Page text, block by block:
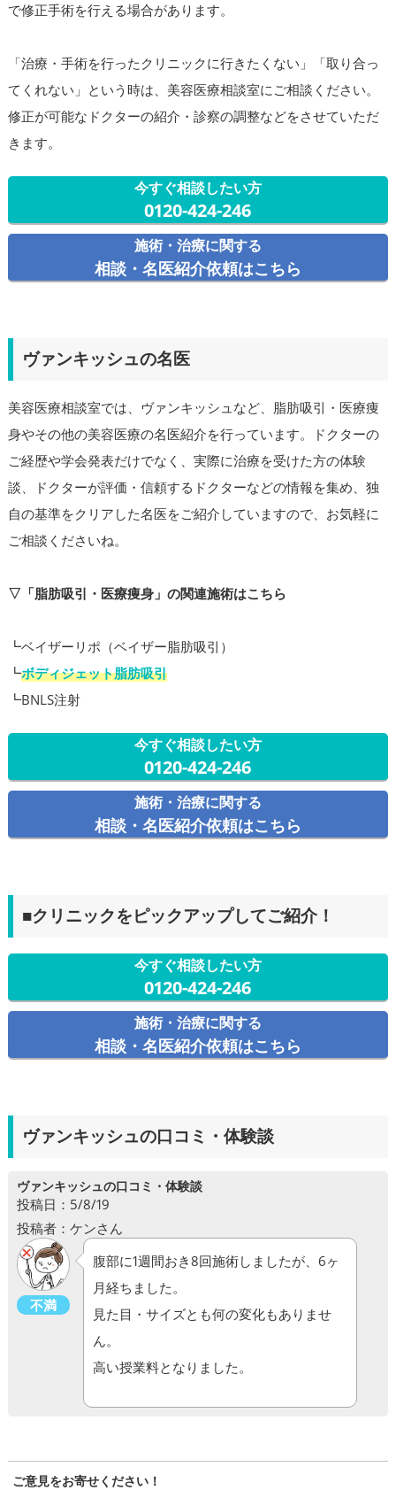
で修正手術を行える場合があります。
「治療・手術を行ったクリニックに行きたくない」「取り合っ
てくれない」という時は、美容医療相談室にご相談ください。
修正が可能なドクターの紹介・診察の調整などをさせていただ
きます。
今すぐ相談したい方
0120-424-246
施術・治療に関する
相談・名医紹介依頼はこちら
ヴァンキッシュの名医
美容医療相談室では、ヴァンキッシュなど、脂肪吸引・医療痩
身やその他の美容医療の名医紹介を行っています。ドクターの
ご経歴や学会発表だけでなく、実際に治療を受けた方の体験
談、ドクターが評価・信頼するドクターなどの情報を集め、独
自の基準をクリアした名医をご紹介していますので、お気軽に
ご相談くださいね。
▽「脂肪吸引・医療痩身」の関連施術はこちら
┗ベイザーリポ（ベイザー脂肪吸引）
┗ボディジェット脂肪吸引
┗BNLS注射
今すぐ相談したい方
0120-424-246
施術・治療に関する
相談・名医紹介依頼はこちら
■クリニックをピックアップしてご紹介！
今すぐ相談したい方
0120-424-246
施術・治療に関する
相談・名医紹介依頼はこちら
ヴァンキッシュの口コミ・体験談
ヴァンキッシュの口コミ・体験談
投稿日：5/8/19
投稿者：ケンさん
不満
腹部に1週間おき8回施術しましたが、6ヶ
月経ちました。
見た目・サイズとも何の変化もありませ
ん。
高い授業料となりました。
ご意見をお寄せください！